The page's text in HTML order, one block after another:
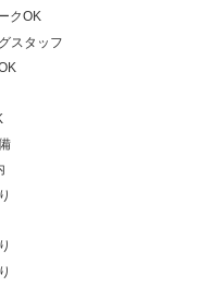
クOK
スタッフ